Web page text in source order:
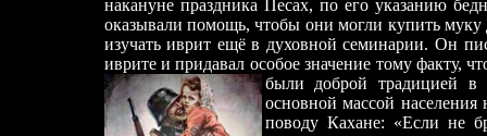
накануне праздника Песах, по его указанию
оказывали помощь, чтобы они могли купить
изучать иврит ещё в духовной семинарии. Он
иврите и придавал особое значение тому факту,
были доброй традицией в
основной массой
поводу Кахане: «Если не